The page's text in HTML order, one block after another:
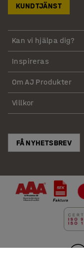
KUNDTJÄNST
Kan vi hjälpa dig?
Inspireras
Om AJ Produkter
Villkor
FÅ NYHETSBREV